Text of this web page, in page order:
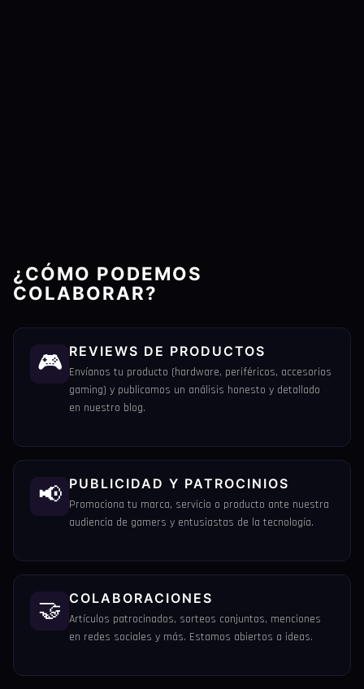
¿CÓMO PODEMOS
COLABORAR?
🎮 REVIEWS DE PRODUCTOS
Envíanos tu producto (hardware, periféricos, accesorios
gaming) y publicamos un análisis honesto y detallado
en nuestro blog.
📢 PUBLICIDAD Y PATROCINIOS
Promociona tu marca, servicio o producto ante nuestra
audiencia de gamers y entusiastas de la tecnología.
🤝 COLABORACIONES
Artículos patrocinados, sorteos conjuntos, menciones
en redes sociales y más. Estamos abiertos a ideas.